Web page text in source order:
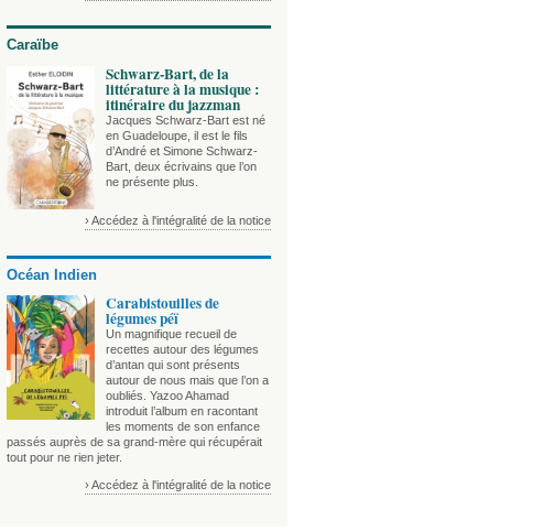
Caraïbe
Schwarz-Bart, de la
littérature à la musique :
itinéraire du jazzman
Jacques Schwarz-Bart est né
en Guadeloupe, il est le fils
d’André et Simone Schwarz-
Bart, deux écrivains que l’on
ne présente plus.
› Accédez à l'intégralité de la notice
Océan Indien
Carabistouilles de
légumes péï
Un magnifique recueil de
recettes autour des légumes
d’antan qui sont présents
autour de nous mais que l’on a
oubliés. Yazoo Ahamad
introduit l’album en racontant
les moments de son enfance
passés auprès de sa grand-mère qui récupérait
tout pour ne rien jeter.
› Accédez à l'intégralité de la notice